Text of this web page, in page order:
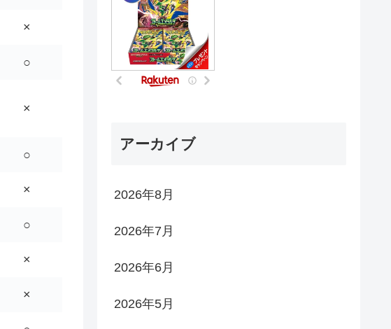
×
○
×
○
×
○
×
×
アーカイブ
2026年8月
2026年7月
2026年6月
2026年5月